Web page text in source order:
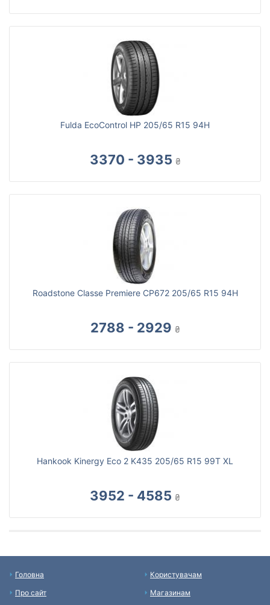
Fulda EcoControl HP 205/65 R15 94H
3370 - 3935 ₴
Roadstone Classe Premiere CP672 205/65 R15 94H
2788 - 2929 ₴
Hankook Kinergy Eco 2 K435 205/65 R15 99T XL
3952 - 4585 ₴
Головна
Про сайт
Користувачам
Магазинам